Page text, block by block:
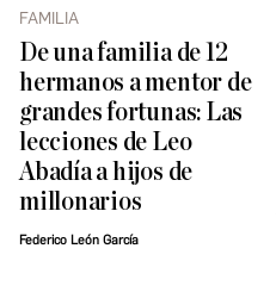
FAMILIA
De una familia de 12
hermanos a mentor de
grandes fortunas: Las
lecciones de Leo
Abadía a hijos de
millonarios
Federico León García